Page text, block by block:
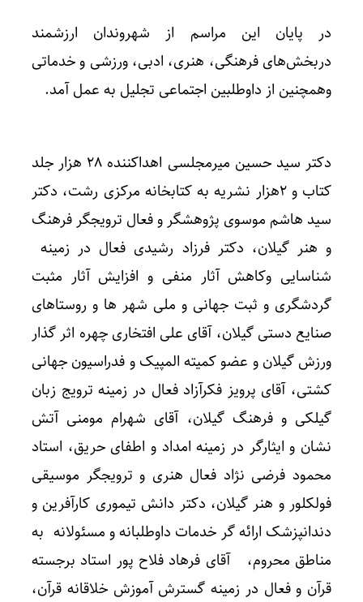
در پایان این مراسم از شهروندان ارزشمند
دربخش‌های فرهنگی، هنری، ادبی، ورزشی و خدماتی
وهمچنین از داوطلبین اجتماعی تجلیل به عمل آمد.
دکتر سید حسین میرمجلسی اهداکننده ۲۸ هزار جلد
کتاب و ۲هزار نشریه به کتابخانه مرکزی رشت، دکتر
سید هاشم موسوی پژوهشگر و فعال ترویجگر فرهنگ
و هنر گیلان، دکتر فرزاد رشیدی فعال در زمینه
شناسایی وکاهش آثار منفی و افزایش آثار مثبت
گردشگری و ثبت جهانی و ملی شهر ها و روستاهای
صنایع دستی گیلان، آقای علی افتخاری چهره اثر گذار
ورزش گیلان و عضو کمیته المپیک و فدراسیون جهانی
کشتی، آقای پرویز فکرآزاد فعال در زمینه ترویج زبان
گیلکی و فرهنگ گیلان، آقای شهرام مومنی آتش
نشان و ایثارگر در زمینه امداد و اطفای حریق، استاد
محمود فرضی نژاد فعال هنری و ترویجگر موسیقی
فولکلور و هنر گیلان، دکتر دانش تیموری کارآفرین و
دندانپزشک ارائه گر خدمات داوطلبانه و مسئولانه به
مناطق محروم، آقای فرهاد فلاح پور استاد برجسته
قرآن و فعال در زمینه گسترش آموزش خلاقانه قرآن،